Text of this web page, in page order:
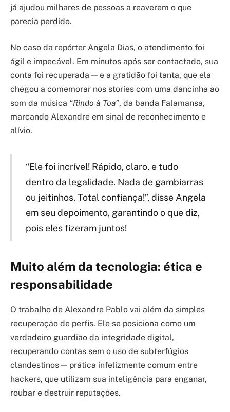
já ajudou milhares de pessoas a reaverem o que
parecia perdido.
No caso da repórter Angela Dias, o atendimento foi
ágil e impecável. Em minutos após ser contactado, sua
conta foi recuperada — e a gratidão foi tanta, que ela
chegou a comemorar nos stories com uma dancinha ao
som da música “Rindo à Toa”, da banda Falamansa,
marcando Alexandre em sinal de reconhecimento e
alívio.
“Ele foi incrível! Rápido, claro, e tudo
dentro da legalidade. Nada de gambiarras
ou jeitinhos. Total confiança!”, disse Angela
em seu depoimento, garantindo o que diz,
pois eles fizeram juntos!
Muito além da tecnologia: ética e
responsabilidade
O trabalho de Alexandre Pablo vai além da simples
recuperação de perfis. Ele se posiciona como um
verdadeiro guardião da integridade digital,
recuperando contas sem o uso de subterfúgios
clandestinos — prática infelizmente comum entre
hackers, que utilizam sua inteligência para enganar,
roubar e destruir reputações.